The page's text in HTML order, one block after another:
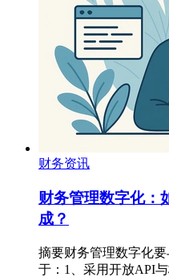
财务资讯
财务管理数字化：
成？
摘要财务管理数字化
于：1、采用开放API